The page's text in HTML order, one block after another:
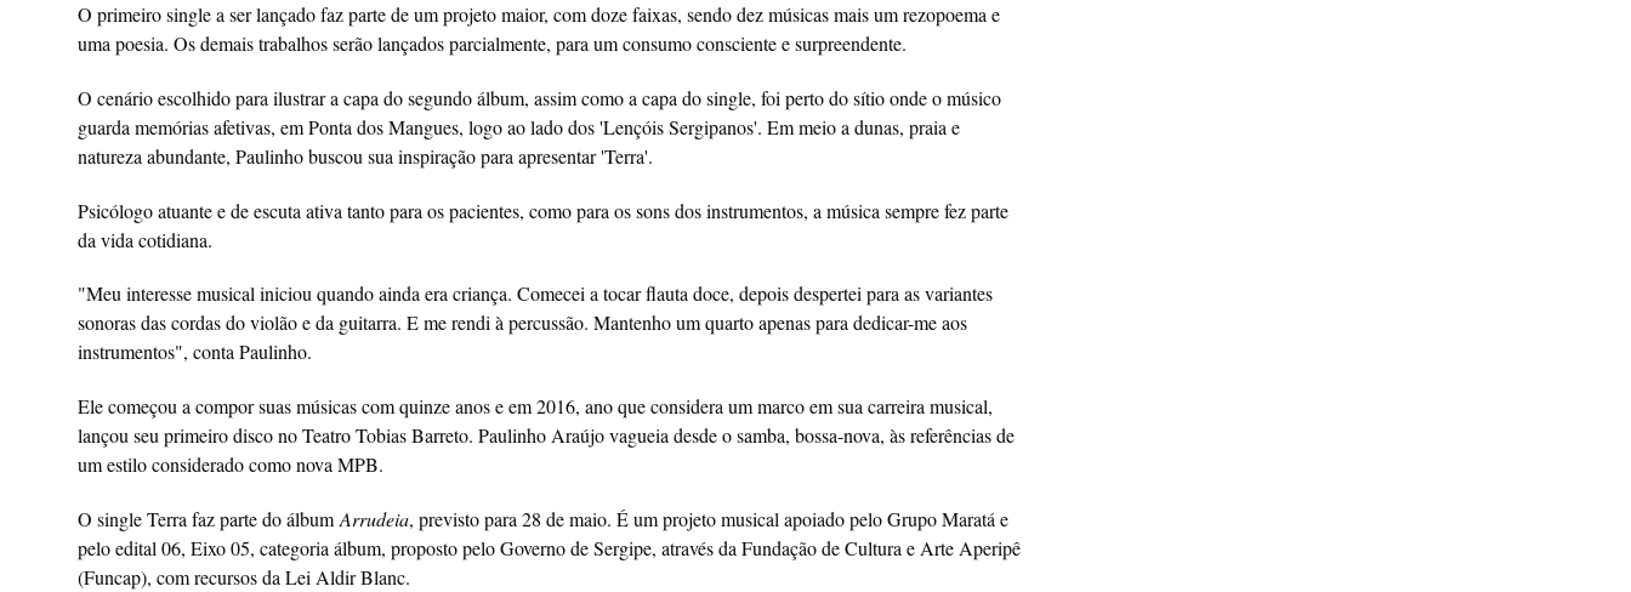
O primeiro single a ser lançado faz parte de um projeto maior, com doze faixas, sendo dez músicas mais um rezopoema e
uma poesia. Os demais trabalhos serão lançados parcialmente, para um consumo consciente e surpreendente.
O cenário escolhido para ilustrar a capa do segundo álbum, assim como a capa do single, foi perto do sítio onde o músico
guarda memórias afetivas, em Ponta dos Mangues, logo ao lado dos 'Lençóis Sergipanos'. Em meio a dunas, praia e
natureza abundante, Paulinho buscou sua inspiração para apresentar 'Terra'.
Psicólogo atuante e de escuta ativa tanto para os pacientes, como para os sons dos instrumentos, a música sempre fez parte
da vida cotidiana.
"Meu interesse musical iniciou quando ainda era criança. Comecei a tocar flauta doce, depois despertei para as variantes
sonoras das cordas do violão e da guitarra. E me rendi à percussão. Mantenho um quarto apenas para dedicar-me aos
instrumentos", conta Paulinho.
Ele começou a compor suas músicas com quinze anos e em 2016, ano que considera um marco em sua carreira musical,
lançou seu primeiro disco no Teatro Tobias Barreto. Paulinho Araújo vagueia desde o samba, bossa-nova, às referências de
um estilo considerado como nova MPB.
O single Terra faz parte do álbum Arrudeia, previsto para 28 de maio. É um projeto musical apoiado pelo Grupo Maratá e
pelo edital 06, Eixo 05, categoria álbum, proposto pelo Governo de Sergipe, através da Fundação de Cultura e Arte Aperipê
(Funcap), com recursos da Lei Aldir Blanc.